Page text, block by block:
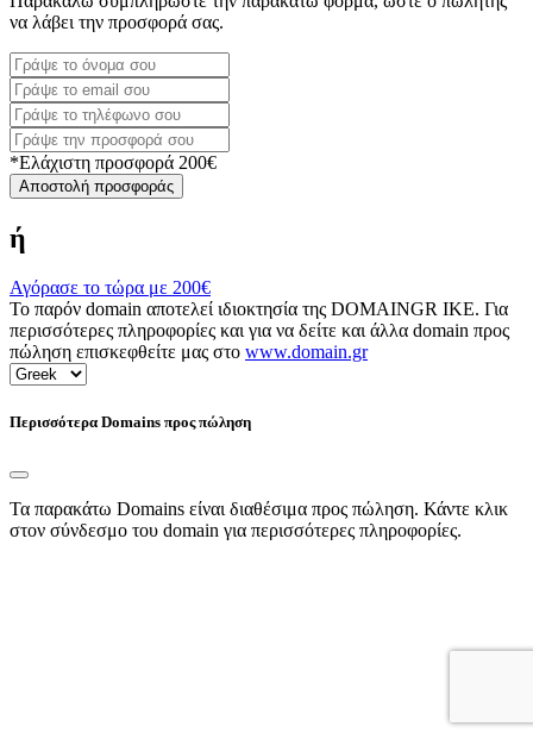
να λάβει την προσφορά σας.
*Ελάχιστη προσφορά 200€
Αποστολή προσφοράς
ή
Αγόρασε το τώρα με 200€
Το παρόν domain αποτελεί ιδιοκτησία της DOMAINGR ΙΚΕ. Για
περισσότερες πληροφορίες και για να δείτε και άλλα domain προς
πώληση επισκεφθείτε μας στο www.domain.gr
Περισσότερα Domains προς πώληση
Τα παρακάτω Domains είναι διαθέσιμα προς πώληση. Κάντε κλικ
στον σύνδεσμο του domain για περισσότερες πληροφορίες.